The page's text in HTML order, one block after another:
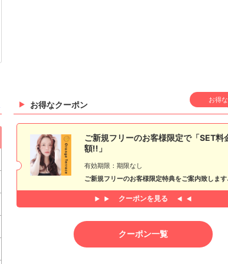
お得なクーポン お得
ご新規フリーのお客様限定で「SET料
額!!」
有効期限：期限なし
ご新規フリーのお客様限定特典をご案内致しま
クーポンを見る
クーポン一覧